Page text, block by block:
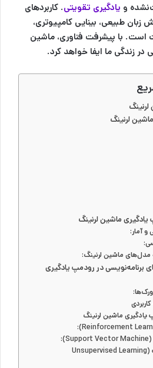
و یادگیری تقویتی. کاربردهای
طبیعی، بینایی کامپیوتری،
است. با پیشرفت فناوری، ماشین
زندگی ما ایفا خواهد کرد.
لرنینگ
ماشین لرنینگ
برنامه‌نویسی در رودمپ یادگیری
یادگیری ماشین لرنینگ
۳. یادگیری بدون نظارت (Unsupervised Learning